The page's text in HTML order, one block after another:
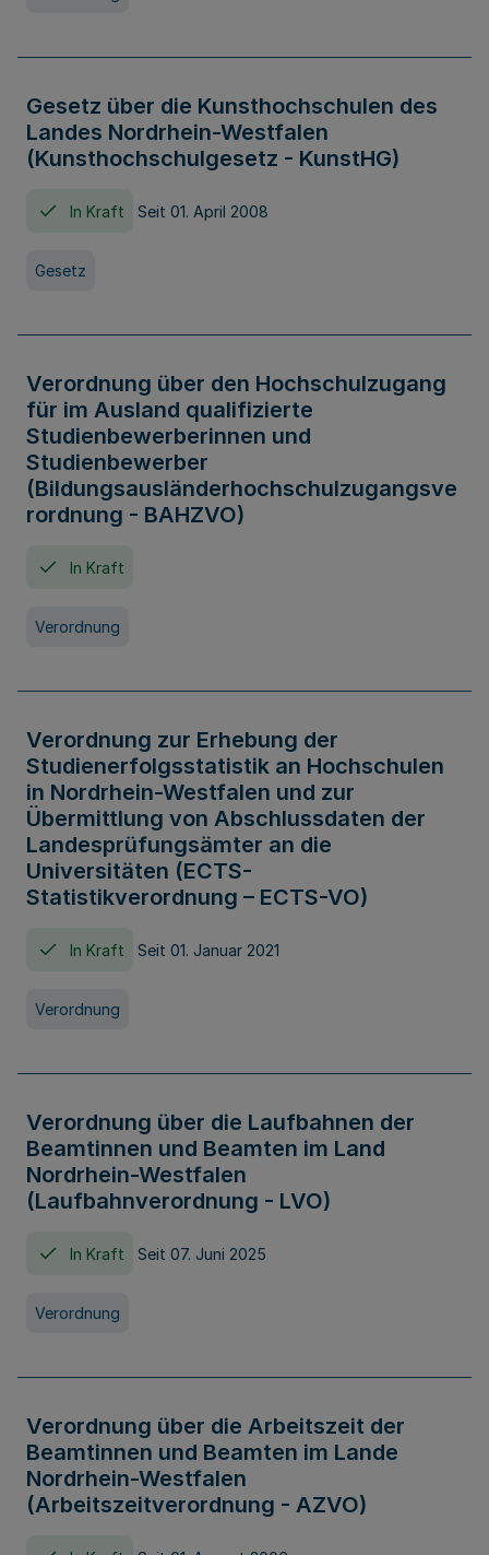
Gesetz über die Kunsthochschulen des
Landes Nordrhein-Westfalen
(Kunsthochschulgesetz - KunstHG)
In Kraft Seit 01. April 2008
Gesetz
Verordnung über den Hochschulzugang
für im Ausland qualifizierte
Studienbewerberinnen und
Studienbewerber
(Bildungsausländerhochschulzugangsve
rordnung - BAHZVO)
In Kraft
Verordnung
Verordnung zur Erhebung der
Studienerfolgsstatistik an Hochschulen
in Nordrhein-Westfalen und zur
Übermittlung von Abschlussdaten der
Landesprüfungsämter an die
Universitäten (ECTS-
Statistikverordnung – ECTS-VO)
In Kraft Seit 01. Januar 2021
Verordnung
Verordnung über die Laufbahnen der
Beamtinnen und Beamten im Land
Nordrhein-Westfalen
(Laufbahnverordnung - LVO)
In Kraft Seit 07. Juni 2025
Verordnung
Verordnung über die Arbeitszeit der
Beamtinnen und Beamten im Lande
Nordrhein-Westfalen
(Arbeitszeitverordnung - AZVO)